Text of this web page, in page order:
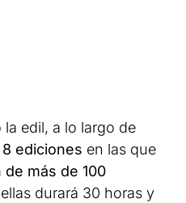
edil, a lo largo de
8 ediciones en las que
más de 100
durará 30 horas y